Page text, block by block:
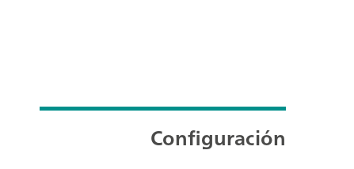
Configuración